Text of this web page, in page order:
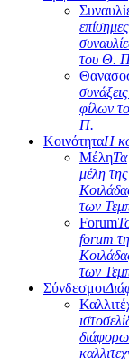
επίσημες
του Θ.
φίλων
Π.
ΚοινότηταΗ
ΜέληΤα
μέλη της
των
Forum
forum
των
Σύνδεσμοι